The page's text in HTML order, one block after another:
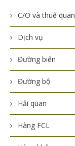
C/O và thuế quan
Dịch vụ
Đường biển
Đường bộ
Hải quan
Hàng FCL